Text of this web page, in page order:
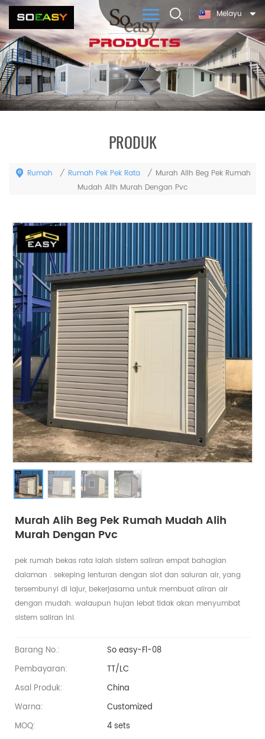
Melayu
PRODUK
Rumah / Rumah Pek Pek Rata / Murah Alih Beg Pek Rumah
Mudah Alih Murah Dengan Pvc
Murah Alih Beg Pek Rumah Mudah Alih
Murah Dengan Pvc
pek rumah bekas rata ialah sistem saliran empat bahagian
dalaman . sekeping lenturan dengan slot dan saluran air, yang
tersembunyi di lajur, bekerjasama untuk membuat aliran air
dengan mudah. walaupun hujan lebat tidak akan menyumbat
sistem saliran ini.
Barang No.:
So easy-Fl-08
Pembayaran:
TT/LC
Asal Produk:
China
Warna:
Customized
MOQ:
4 sets